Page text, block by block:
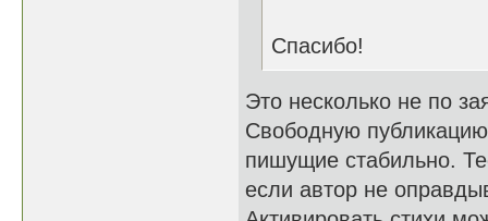
Спасибо!
Это несколько не по
Свободную
пишущие стабильно.
если автор не